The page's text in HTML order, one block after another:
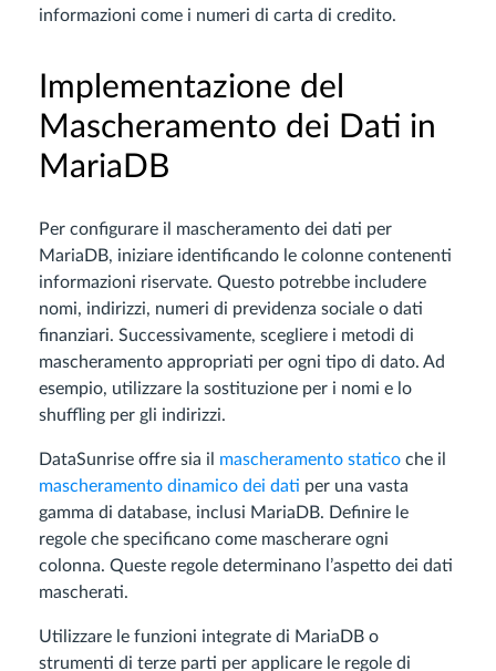
informazioni come i numeri di carta di credito.
Implementazione del
Mascheramento dei Dati in
MariaDB
Per configurare il mascheramento dei dati per
MariaDB, iniziare identificando le colonne contenenti
informazioni riservate. Questo potrebbe includere
nomi, indirizzi, numeri di previdenza sociale o dati
finanziari. Successivamente, scegliere i metodi di
mascheramento appropriati per ogni tipo di dato. Ad
esempio, utilizzare la sostituzione per i nomi e lo
shuffling per gli indirizzi.
DataSunrise offre sia il mascheramento statico che il
mascheramento dinamico dei dati per una vasta
gamma di database, inclusi MariaDB. Definire le
regole che specificano come mascherare ogni
colonna. Queste regole determinano l’aspetto dei dati
mascherati.
Utilizzare le funzioni integrate di MariaDB o
strumenti di terze parti per applicare le regole di